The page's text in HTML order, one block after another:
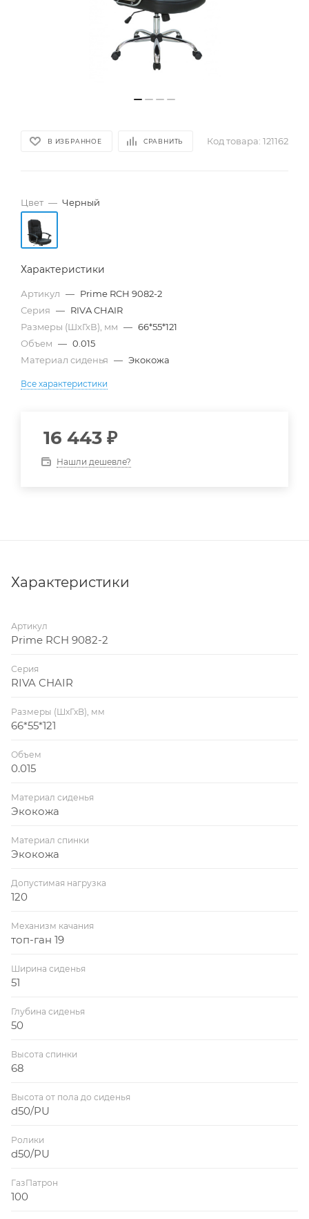
В ИЗБРАННОЕ СРАВНИТЬ Код товара: 121162
Цвет — Черный
Характеристики
Артикул — Prime RCH 9082-2
Серия — RIVA CHAIR
Размеры (ШхГхВ), мм — 66*55*121
Объем — 0.015
Материал сиденья — Экокожа
Все характеристики
16 443 ₽
Нашли дешевле?
Характеристики
Артикул
Prime RCH 9082-2
Серия
RIVA CHAIR
Размеры (ШхГхВ), мм
66*55*121
Объем
0.015
Материал сиденья
Экокожа
Материал спинки
Экокожа
Допустимая нагрузка
120
Механизм качания
топ-ган 19
Ширина сиденья
51
Глубина сиденья
50
Высота спинки
68
Высота от пола до сиденья
d50/PU
Ролики
d50/PU
ГазПатрон
100